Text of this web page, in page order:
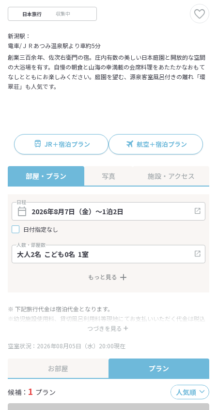
日本旅行 収集中
新潟駅：
電車/ＪＲあつみ温泉駅より車約5分
創業三百余年、佐次右衛門の宿。庄内有数の美しい日本庭園と開放的な空間
の大浴場を有す。自慢の朝食と山海の幸満載の会席料理をあたたかなおもて
なしとともにお楽しみください。庭園を望む、源泉客室風呂付きの離れ「環
翠荘」も人気です。
JR＋宿泊プラン 航空＋宿泊プラン
部屋・プラン 写真 施設・アクセス
日程
日付指定なし
人数・部屋数
もっと見る
つづきを見る
※ 下記旅行代金は宿泊代金となります。
※幼児施設使用料、貸切風呂利用料等現地にてお支払いいただく代金は税込
み表記となりますが、消費税増税に伴い代金が一部変更となる場合がござい
※表示されている旅行代金・プラン内容は一定時間ごとに更新されます。最
空室状況：2026年08月05日（水）20:00現在
お部屋 プラン
候補： 1 プラン 人気順